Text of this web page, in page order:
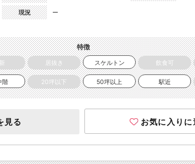
現況 ー
特徴
居抜き スケルトン 飲食可
階 20坪以下 50坪以上 駅近
見る お気に入りに